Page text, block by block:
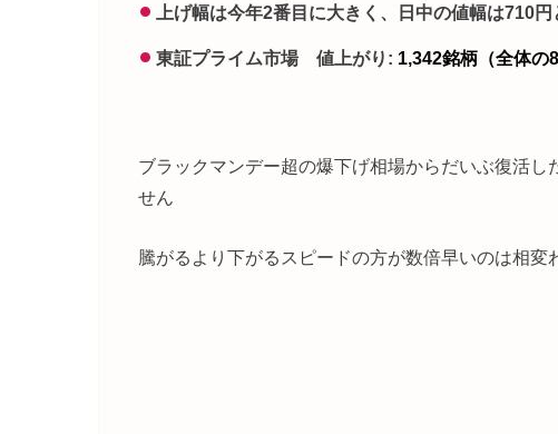
上げ幅は今年2番目に大きく、日中の値幅は710
東証プライム市場 値上がり: 1,342銘柄（全体の
ブラックマンデー超の爆下げ相場からだいぶ復活
せん
騰がるより下がるスピードの方が数倍早いのは相変